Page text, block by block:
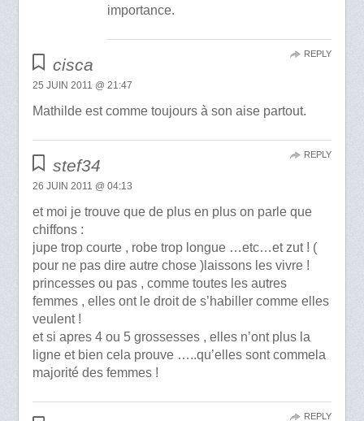
importance.
cisca
25 JUIN 2011 @ 21:47
Mathilde est comme toujours à son aise partout.
REPLY
stef34
26 JUIN 2011 @ 04:13
et moi je trouve que de plus en plus on parle que
chiffons :
jupe trop courte , robe trop longue …etc…et zut ! (
pour ne pas dire autre chose )laissons les vivre !
princesses ou pas , comme toutes les autres
femmes , elles ont le droit de s’habiller comme elles
veulent !
et si apres 4 ou 5 grossesses , elles n’ont plus la
ligne et bien cela prouve …..qu’elles sont commela
majorité des femmes !
REPLY
REPLY